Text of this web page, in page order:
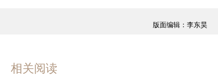
版面编辑：李东昊
相关阅读